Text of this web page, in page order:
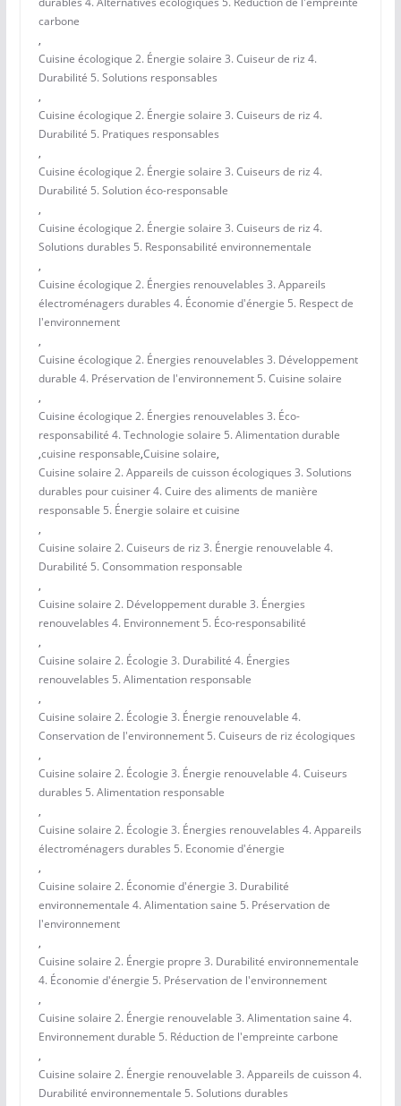
carbone
,
Cuisine écologique 2. Énergie solaire 3. Cuiseur de riz 4.
Durabilité 5. Solutions responsables
,
Cuisine écologique 2. Énergie solaire 3. Cuiseurs de riz 4.
Durabilité 5. Pratiques responsables
,
Cuisine écologique 2. Énergie solaire 3. Cuiseurs de riz 4.
Durabilité 5. Solution éco-responsable
,
Cuisine écologique 2. Énergie solaire 3. Cuiseurs de riz 4.
Solutions durables 5. Responsabilité environnementale
,
Cuisine écologique 2. Énergies renouvelables 3. Appareils
électroménagers durables 4. Économie d'énergie 5. Respect de
l'environnement
,
Cuisine écologique 2. Énergies renouvelables 3. Développement
durable 4. Préservation de l'environnement 5. Cuisine solaire
,
Cuisine écologique 2. Énergies renouvelables 3. Éco-
responsabilité 4. Technologie solaire 5. Alimentation durable
,cuisine responsable,Cuisine solaire,
Cuisine solaire 2. Appareils de cuisson écologiques 3. Solutions
durables pour cuisiner 4. Cuire des aliments de manière
responsable 5. Énergie solaire et cuisine
,
Cuisine solaire 2. Cuiseurs de riz 3. Énergie renouvelable 4.
Durabilité 5. Consommation responsable
,
Cuisine solaire 2. Développement durable 3. Énergies
renouvelables 4. Environnement 5. Éco-responsabilité
,
Cuisine solaire 2. Écologie 3. Durabilité 4. Énergies
renouvelables 5. Alimentation responsable
,
Cuisine solaire 2. Écologie 3. Énergie renouvelable 4.
Conservation de l'environnement 5. Cuiseurs de riz écologiques
,
Cuisine solaire 2. Écologie 3. Énergie renouvelable 4. Cuiseurs
durables 5. Alimentation responsable
,
Cuisine solaire 2. Écologie 3. Énergies renouvelables 4. Appareils
électroménagers durables 5. Economie d'énergie
,
Cuisine solaire 2. Économie d'énergie 3. Durabilité
environnementale 4. Alimentation saine 5. Préservation de
l'environnement
,
Cuisine solaire 2. Énergie propre 3. Durabilité environnementale
4. Économie d'énergie 5. Préservation de l'environnement
,
Cuisine solaire 2. Énergie renouvelable 3. Alimentation saine 4.
Environnement durable 5. Réduction de l'empreinte carbone
,
Cuisine solaire 2. Énergie renouvelable 3. Appareils de cuisson 4.
Durabilité environnementale 5. Solutions durables